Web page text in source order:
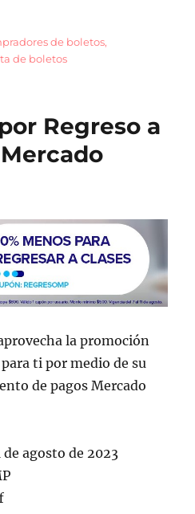
de boletos,
de boletos
Regreso a
la promoción
ti por medio de su
de pagos Mercado
de agosto de 2023